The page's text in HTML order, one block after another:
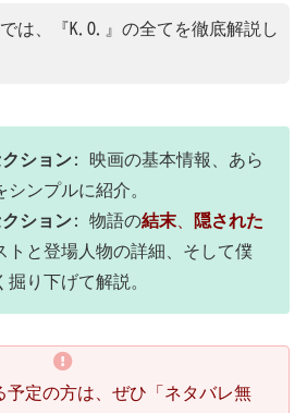
は、『K.O.』の全てを徹底解説し
ション: 映画の基本情報、あら
ンプルに紹介。
ション: 物語の結末
隠された
トと登場人物の詳細、そして僕
掘り下げて解説。
予定の方は、ぜひ「ネタバレ無